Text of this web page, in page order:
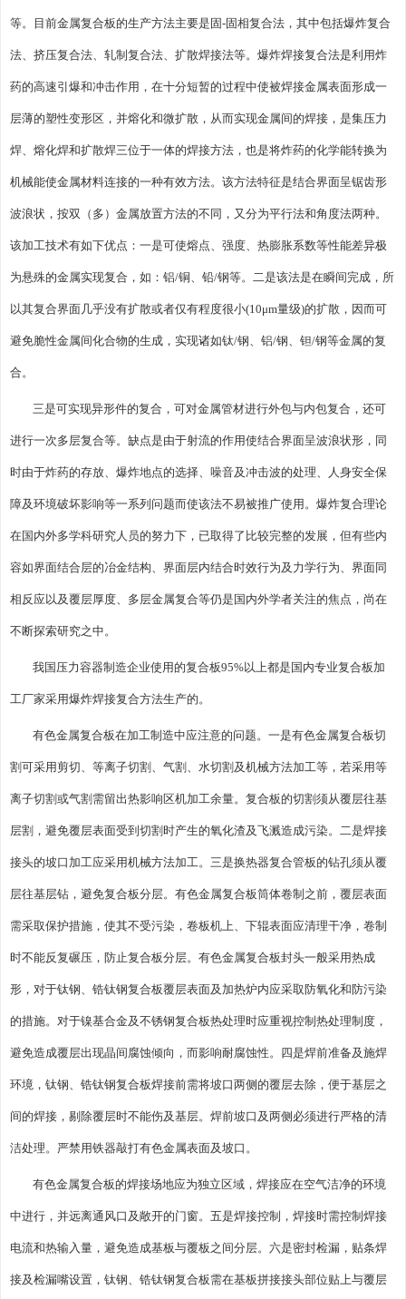
等。目前金属复合板的生产方法主要是固-固相复合法，其中包括爆炸复合
法、挤压复合法、轧制复合法、扩散焊接法等。爆炸焊接复合法是利用炸
药的高速引爆和冲击作用，在十分短暂的过程中使被焊接金属表面形成一
层薄的塑性变形区，并熔化和微扩散，从而实现金属间的焊接，是集压力
焊、熔化焊和扩散焊三位于一体的焊接方法，也是将炸药的化学能转换为
机械能使金属材料连接的一种有效方法。该方法特征是结合界面呈锯齿形
波浪状，按双（多）金属放置方法的不同，又分为平行法和角度法两种。
该加工技术有如下优点：一是可使熔点、强度、热膨胀系数等性能差异极
为悬殊的金属实现复合，如：铝/铜、铅/钢等。二是该法是在瞬间完成，所
以其复合界面几乎没有扩散或者仅有程度很小(10μm量级)的扩散，因而可
避免脆性金属间化合物的生成，实现诸如钛/钢、铝/钢、钽/钢等金属的复
合。
三是可实现异形件的复合，可对金属管材进行外包与内包复合，还可
进行一次多层复合等。缺点是由于射流的作用使结合界面呈波浪状形，同
时由于炸药的存放、爆炸地点的选择、噪音及冲击波的处理、人身安全保
障及环境破坏影响等一系列问题而使该法不易被推广使用。爆炸复合理论
在国内外多学科研究人员的努力下，已取得了比较完整的发展，但有些内
容如界面结合层的冶金结构、界面层内结合时效行为及力学行为、界面同
相反应以及覆层厚度、多层金属复合等仍是国内外学者关注的焦点，尚在
不断探索研究之中。
我国压力容器制造企业使用的复合板95%以上都是国内专业复合板加
工厂家采用爆炸焊接复合方法生产的。
有色金属复合板在加工制造中应注意的问题。一是有色金属复合板切
割可采用剪切、等离子切割、气割、水切割及机械方法加工等，若采用等
离子切割或气割需留出热影响区机加工余量。复合板的切割须从覆层往基
层割，避免覆层表面受到切割时产生的氧化渣及飞溅造成污染。二是焊接
接头的坡口加工应采用机械方法加工。三是换热器复合管板的钻孔须从覆
层往基层钻，避免复合板分层。有色金属复合板筒体卷制之前，覆层表面
需采取保护措施，使其不受污染，卷板机上、下辊表面应清理干净，卷制
时不能反复碾压，防止复合板分层。有色金属复合板封头一般采用热成
形，对于钛钢、锆钛钢复合板覆层表面及加热炉内应采取防氧化和防污染
的措施。对于镍基合金及不锈钢复合板热处理时应重视控制热处理制度，
避免造成覆层出现晶间腐蚀倾向，而影响耐腐蚀性。四是焊前准备及施焊
环境，钛钢、锆钛钢复合板焊接前需将坡口两侧的覆层去除，便于基层之
间的焊接，剔除覆层时不能伤及基层。焊前坡口及两侧必须进行严格的清
洁处理。严禁用铁器敲打有色金属表面及坡口。
有色金属复合板的焊接场地应为独立区域，焊接应在空气洁净的环境
中进行，并远离通风口及敞开的门窗。五是焊接控制，焊接时需控制焊接
电流和热输入量，避免造成基板与覆板之间分层。六是密封检漏，贴条焊
接及检漏嘴设置，钛钢、锆钛钢复合板需在基板拼接接头部位贴上与覆层